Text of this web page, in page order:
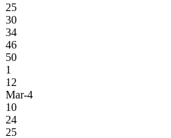
25
30
34
46
50
1
12
Mar-4
10
24
25